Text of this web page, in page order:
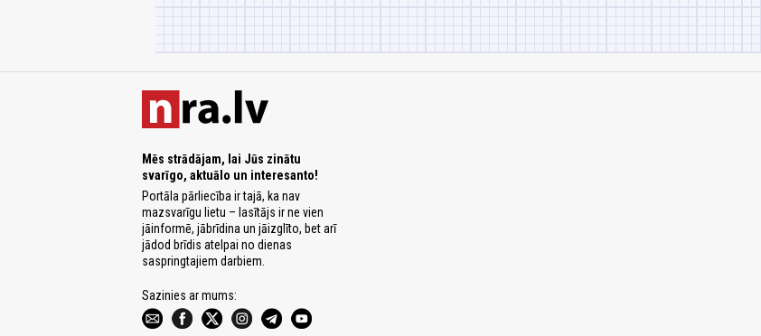
Mēs strādājam, lai Jūs zinātu
svarīgo, aktuālo un interesanto!
Portāla pārliecība ir tajā, ka nav
mazsvarīgu lietu – lasītājs ir ne vien
jāinformē, jābrīdina un jāizglīto, bet arī
jādod brīdis atelpai no dienas
saspringtajiem darbiem.
Sazinies ar mums: